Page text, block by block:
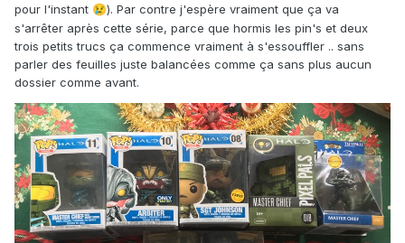
pour l'instant 😢). Par contre j'espère vraiment que ça va
s'arrêter après cette série, parce que hormis les pin's et deux
trois petits trucs ça commence vraiment à s'essouffler .. sans
parler des feuilles juste balancées comme ça sans plus aucun
dossier comme avant.